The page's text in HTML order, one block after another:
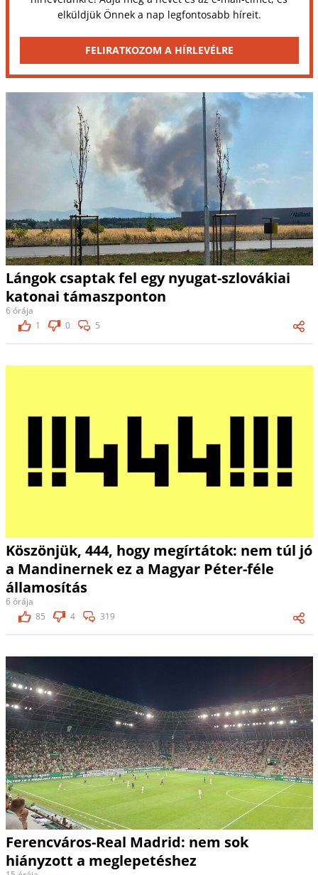
elküldjük Önnek a nap legfontosabb híreit.
FELIRATKOZOM A HÍRLEVÉLRE
Lángok csaptak fel egy nyugat-szlovákiai
katonai támaszponton
6 órája
1
0 5
Köszönjük, 444, hogy megírtátok: nem túl jó
a Mandinernek ez a Magyar Péter-féle
államosítás
6 órája
85
4 319
Ferencváros-Real Madrid: nem sok
hiányzott a meglepetéshez